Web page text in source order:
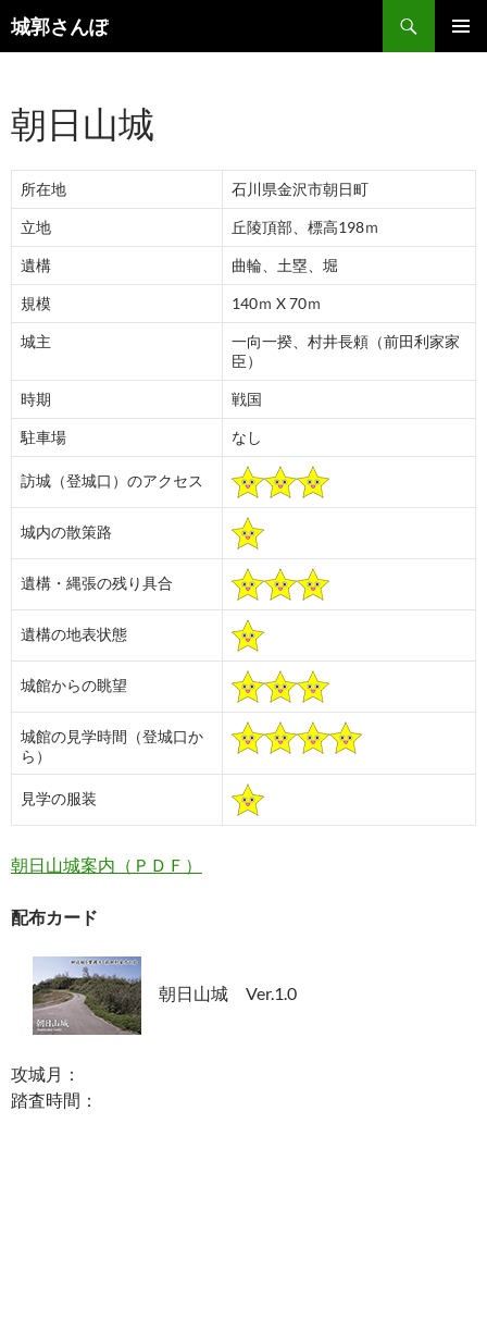
コ
ン
ツ
ス
プ
城郭さんぽ
検
索
朝日山城
所在地 石川県金沢市朝日町
立地 丘陵頂部、標高198ｍ
遺構 曲輪、土塁、堀
規模 140ｍ X 70ｍ
城主
一向一揆、村井長頼（前田利家家
臣）
時期 戦国
駐車場 なし
訪城（登城口）のアクセス
城内の散策路
遺構・縄張の残り具合
遺構の地表状態
城館からの眺望
城館の見学時間（登城口か
ら）
見学の服装
朝日山城案内（ＰＤＦ）
配布カード
朝日山城 Ver.1.0
攻城月：
踏査時間：